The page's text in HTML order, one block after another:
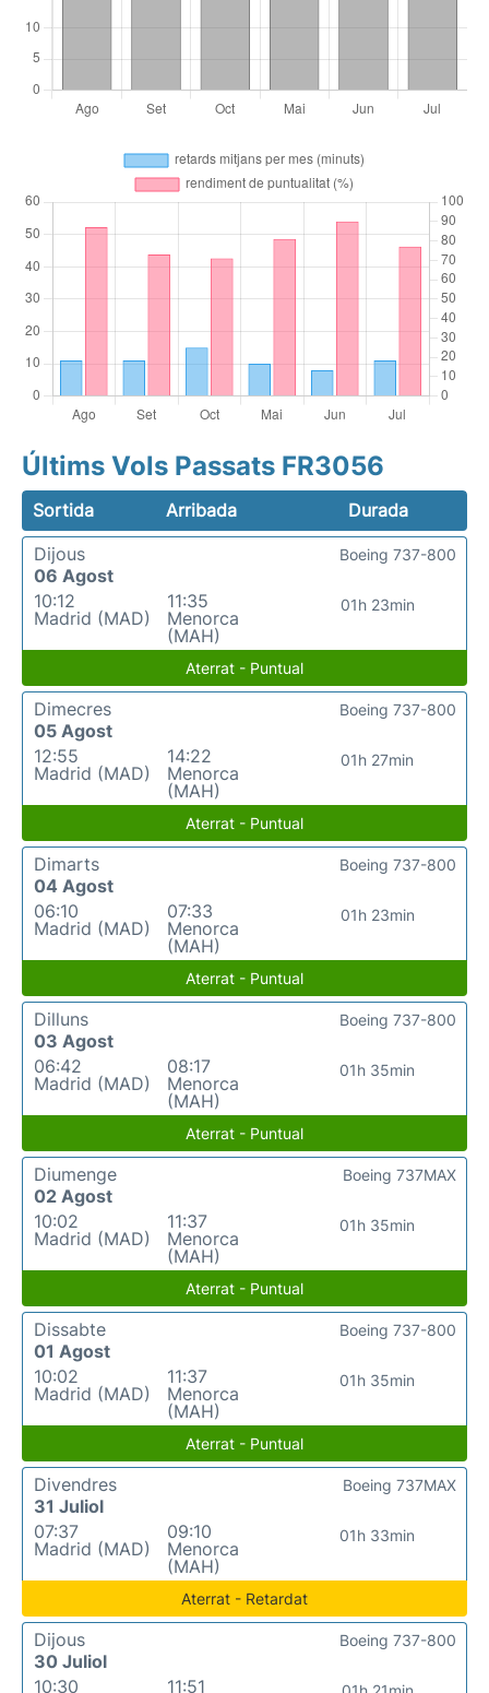
Últims Vols Passats FR3056
Sortida Arribada
Durada
Dijous
06 Agost
10:12
Madrid (MAD)
11:35
Menorca
(MAH)
01h 23min
Boeing 737-800
Aterrat - Puntual
Dimecres
05 Agost
12:55
Madrid (MAD)
14:22
Menorca
(MAH)
01h 27min
Boeing 737-800
Aterrat - Puntual
Dimarts
04 Agost
06:10
Madrid (MAD)
07:33
Menorca
(MAH)
01h 23min
Boeing 737-800
Aterrat - Puntual
Dilluns
03 Agost
06:42
Madrid (MAD)
08:17
Menorca
(MAH)
01h 35min
Boeing 737-800
Aterrat - Puntual
Diumenge
02 Agost
10:02
Madrid (MAD)
11:37
Menorca
(MAH)
01h 35min
Boeing 737MAX
Aterrat - Puntual
Dissabte
01 Agost
10:02
Madrid (MAD)
11:37
Menorca
(MAH)
01h 35min
Boeing 737-800
Aterrat - Puntual
Divendres
31 Juliol
07:37
Madrid (MAD)
09:10
Menorca
(MAH)
01h 33min
Boeing 737MAX
Aterrat - Retardat
Dijous
30 Juliol
10:30
11:51
Boeing 737-800